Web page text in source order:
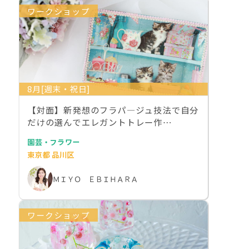
ワークショップ
8月[週末・祝日]
【対面】新発想のフラパ―ジュ技法で自分
だけの選んでエレガントトレー作…
園芸・フラワー
東京都 品川区
ＭＩＹＯ ＥＢＩＨＡＲＡ
ワークショップ